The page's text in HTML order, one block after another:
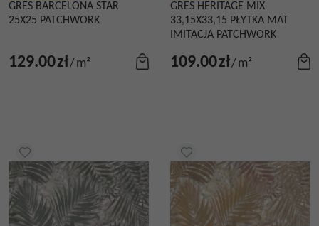
GRES BARCELONA STAR
25X25 PATCHWORK
129.00zł/m²
GRES HERITAGE MIX
33,15X33,15 PŁYTKA MAT
IMITACJA PATCHWORK
109.00zł/m²